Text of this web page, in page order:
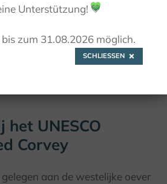
© Der Drohnenfotograf
het UNESCO
Corvey
aan de westelijke oever
Unterstützung! 💚
zum 31.08.2026 möglich.
SCHLIESSEN